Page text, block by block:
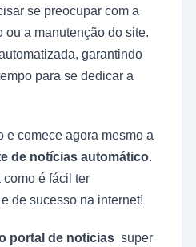
se preocupar com a
ou a manutenção do site.
garantindo
para se dedicar a
e comece agora mesmo a
de notícias automático.
é fácil ter
e de sucesso na internet!
portal de noticias super